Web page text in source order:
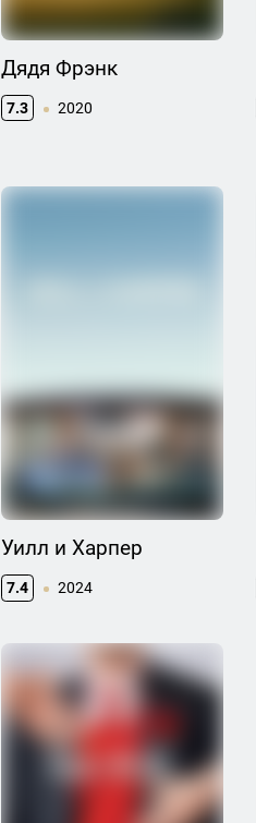
Дядя Фрэнк
7.3 2020
Уилл и Харпер
7.4 2024